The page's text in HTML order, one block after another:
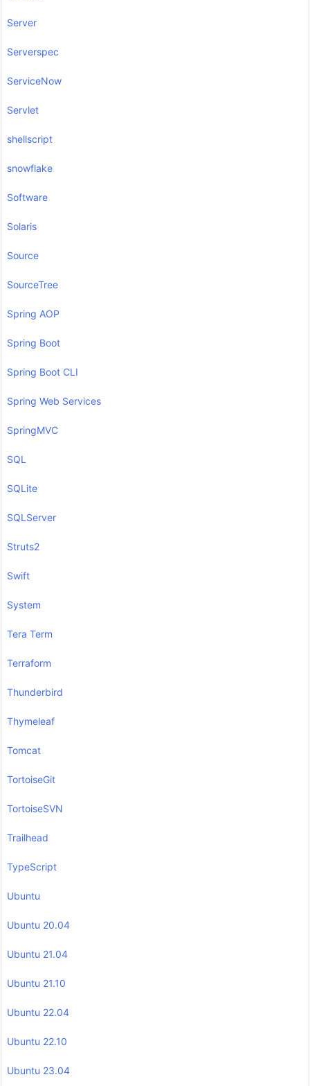
Server
Serverspec
ServiceNow
Servlet
shellscript
snowflake
Software
Solaris
Source
SourceTree
Spring AOP
Spring Boot
Spring Boot CLI
Spring Web Services
SpringMVC
SQL
SQLite
SQLServer
Struts2
Swift
System
Tera Term
Terraform
Thunderbird
Thymeleaf
Tomcat
TortoiseGit
TortoiseSVN
Trailhead
TypeScript
Ubuntu
Ubuntu 20.04
Ubuntu 21.04
Ubuntu 21.10
Ubuntu 22.04
Ubuntu 22.10
Ubuntu 23.04